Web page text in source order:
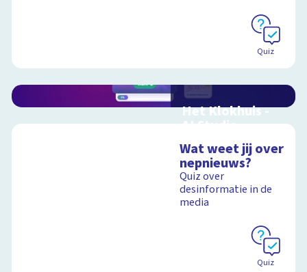
Quiz
Het Klokhuis -
AI Studio
artificial intelligence
Wat weet jij over
nepnieuws?
Quiz over
desinformatie in de
media
Quiz